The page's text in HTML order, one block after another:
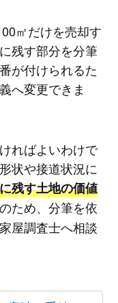
㎡だけを売却す
残す部分を分筆
が付けられるた
へ変更できま
ればよいわけで
状や接道状況に
残す土地の価値
ため、分筆を依
屋調査士へ相談